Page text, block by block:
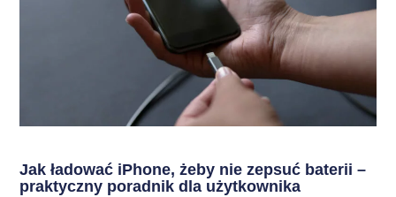
Jak ładować iPhone, żeby nie zepsuć baterii –
praktyczny poradnik dla użytkownika